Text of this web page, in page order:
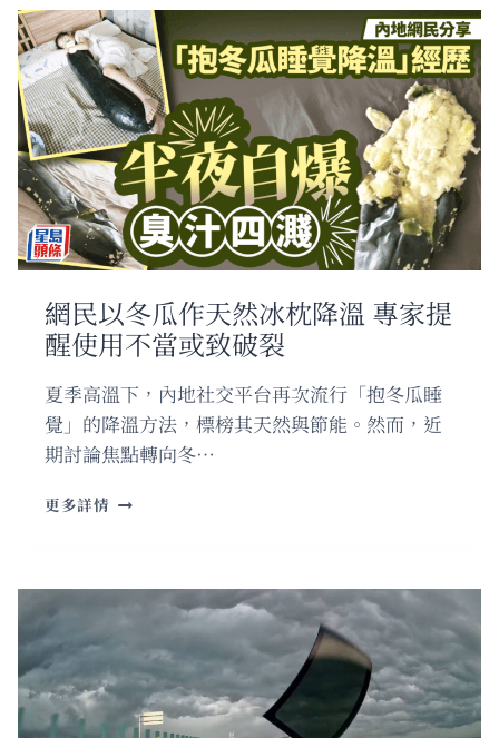
稱
號
兒
童
案
進
入
審
查
起
訴
關
鍵
嫌
人
真
實
身
份
曝
光
網民以冬瓜作天然冰枕降溫 專家提
醒使用不當或致破裂
夏季高溫下，內地社交平台再次流行「抱冬瓜睡
覺」的降溫方法，標榜其天然與節能。然而，近
期討論焦點轉向冬…
更多詳情
瓜
冰
枕
降